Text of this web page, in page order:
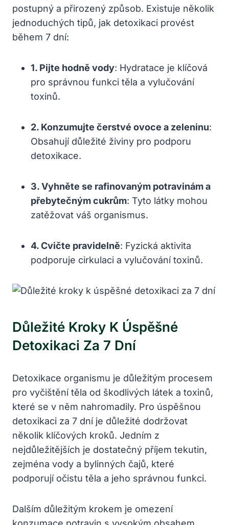
postupný a přirozený způsob. Existuje několik
jednoduchých tipů, jak detoxikaci provést
během 7 dní:
1. Pijte hodně vody: Hydratace je klíčová
pro správnou funkci těla a vylučování
toxinů.
2. Konzumujte čerstvé ovoce a zeleninu:
Obsahují důležité živiny pro podporu
detoxikace.
3. Vyhněte se rafinovaným potravinám a
přebytečným cukrům: Tyto látky mohou
zatěžovat váš organismus.
4. Cvičte pravidelně: Fyzická aktivita
podporuje cirkulaci a vylučování toxinů.
Důležité Kroky K Úspěšné
Detoxikaci Za 7 Dní
Detoxikace organismu je důležitým procesem
pro vyčištění těla od škodlivých látek a toxinů,
které se v něm nahromadily. Pro úspěšnou
detoxikaci za 7 dní je důležité dodržovat
několik klíčových kroků. Jedním z
nejdůležitějších je dostatečný příjem tekutin,
zejména vody a bylinných čajů, které
podporují očistu těla a jeho správnou funkci.
Dalším důležitým krokem je omezení